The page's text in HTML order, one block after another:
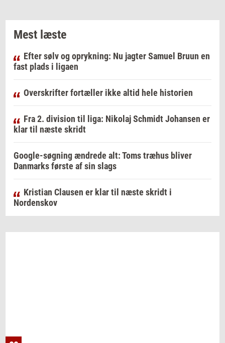
Mest læste
Efter sølv og oprykning: Nu jagter Samuel Bruun en
fast plads i ligaen
Overskrifter fortæller ikke altid hele historien
Fra 2. division til liga: Nikolaj Schmidt Johansen er
klar til næste skridt
Google-søgning ændrede alt: Toms træhus bliver
Danmarks første af sin slags
Kristian Clausen er klar til næste skridt i
Nordenskov